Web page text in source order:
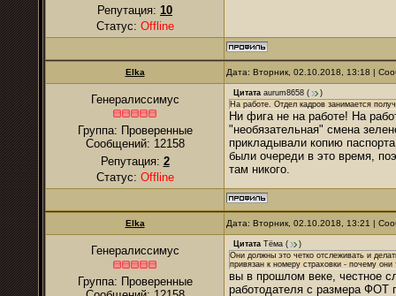
Репутация: 10
Статус: Offline
Elka Дата: Вторник, 02.10.2018, 13:18 |
Генералиссимус
Группа: Проверенные
Сообщений: 12158
Репутация: 2
Статус: Offline
Цитата aurum8658 (
)
На работе. Отдел кадров занимается
Ни фига не на работе! На
"необязательная" смена
прикладывали копию
были очереди в это время,
там никого.
Elka Дата: Вторник, 02.10.2018, 13:21 |
Генералиссимус
Группа: Проверенные
Цитата Тёма (
)
Они должны это четко отслеживать и
привязан к номеру страховки - почему
вы в прошлом веке, честное
работодателя с размера ФОТ